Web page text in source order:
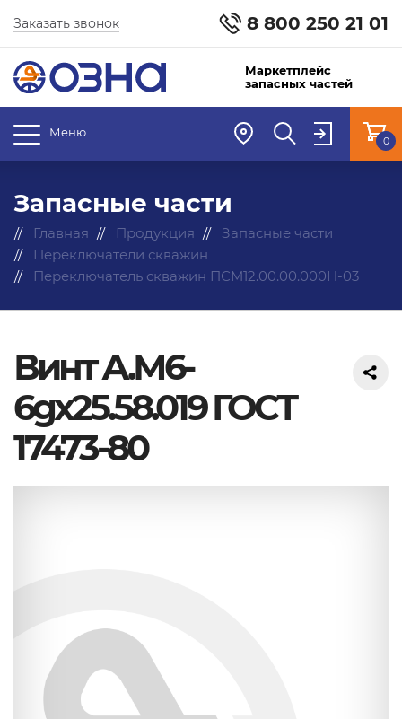
8 800 250 21 01
Заказать звонок
Маркетплейс
запасных частей
Меню
0
Запасные части
Главная Продукция
Запасные части
Переключатели скважин
Переключатель скважин ПСМ12.00.00.000Н-03
Винт А.М6-
6gx25.58.019 ГОСТ
17473-80